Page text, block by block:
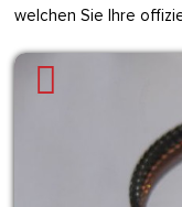
welchen Sie Ihre